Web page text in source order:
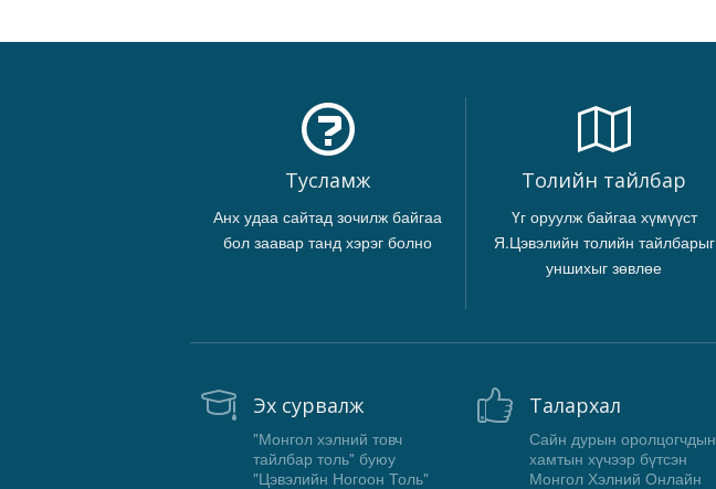
Тусламж
Анх удаа сайтад зочилж байгаа
бол заавар танд хэрэг болно
Толийн тайлбар
Үг оруулж байгаа хүмүүст
Я.Цэвэлийн толийн тайлбарыг
уншихыг зөвлөе
Эх сурвалж
"Монгол хэлний товч
тайлбар толь" буюу
"Цэвэлийн Ногоон Толь"
Талархал
Сайн дурын оролцогчдын
хамтын хүчээр бүтсэн
Монгол Хэлний Онлайн